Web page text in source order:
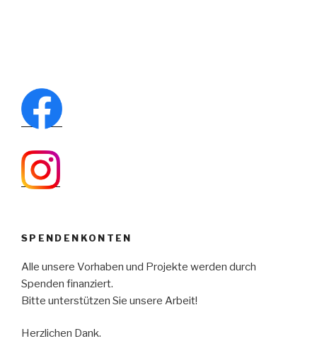
SPENDENKONTEN
Alle unsere Vorhaben und Projekte werden durch
Spenden finanziert.
Bitte unterstützen Sie unsere Arbeit!
Herzlichen Dank.